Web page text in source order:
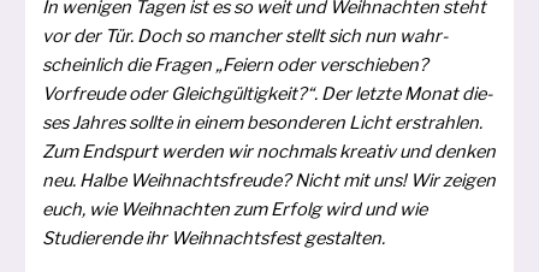
In weni­gen Tagen ist es so weit und Weihnachten steht
vor der Tür. Doch so man­cher stellt sich nun wahr­
schein­lich die Fragen „Feiern oder ver­schie­ben?
Vorfreude oder Gleichgültigkeit?“. Der letz­te Monat die­
ses Jahres soll­te in einem beson­de­ren Licht erstrah­len.
Zum Endspurt wer­den wir noch­mals krea­tiv und den­ken
neu. Halbe Weihnachtsfreude? Nicht mit uns! Wir zei­gen
euch, wie Weihnachten zum Erfolg wird und wie
Studierende ihr Weihnachtsfest gestalten.